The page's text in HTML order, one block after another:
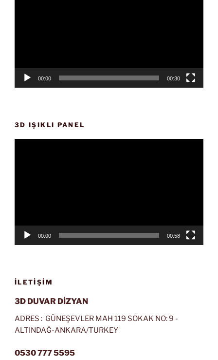
00:00 00:30
3D IŞIKLI PANEL
00:00 00:58
İLETIŞIM
3D DUVAR DİZYAN
ADRES : GÜNEŞEVLER MAH 119 SOKAK NO: 9 -
ALTINDAĞ-ANKARA/TURKEY
0530 777 5595